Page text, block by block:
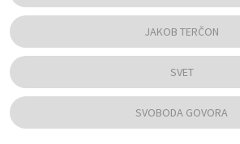
JAKOB TERČON
SVET
SVOBODA GOVORA